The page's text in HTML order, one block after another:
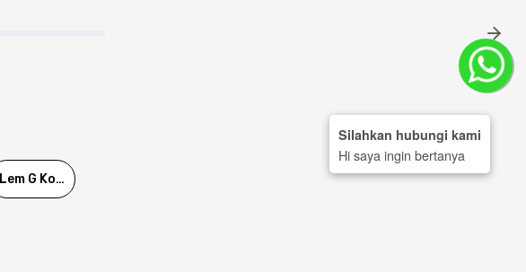
Lem G Korea
Silahkan hubungi kami
Hi saya ingin bertanya